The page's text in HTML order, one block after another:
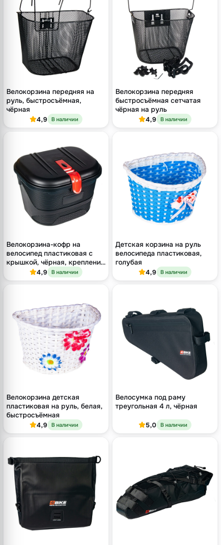
Велокорзина передняя на
руль, быстросъёмная,
чёрная
4,9 В наличии
Велокорзина передняя
быстросъёмная сетчатая
чёрная на руль
4,9 В наличии
Велокорзина-кофр на
велосипед пластиковая с
крышкой, чёрная, крепление
на руль 4,9 В наличии
Детская корзина на руль
велосипеда пластиковая,
голубая
4,9 В наличии
Велокорзина детская
пластиковая на руль, белая,
быстросъёмная
4,9 В наличии
Велосумка под раму
треугольная 4 л, чёрная
5,0 В наличии